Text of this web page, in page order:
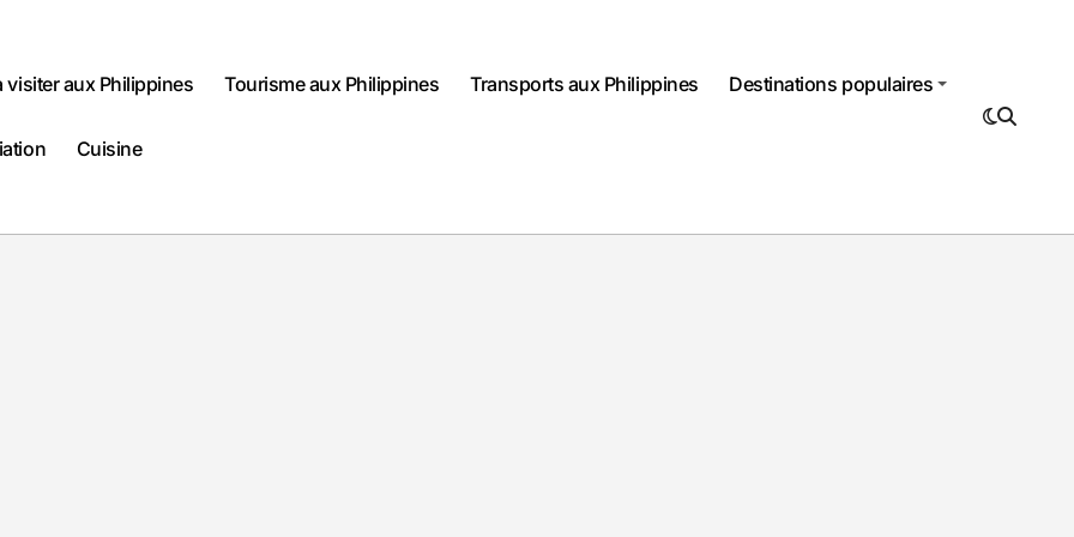
visiter aux Philippines
Tourisme aux Philippines Transports aux Philippines Destinations populaires
Cuisine